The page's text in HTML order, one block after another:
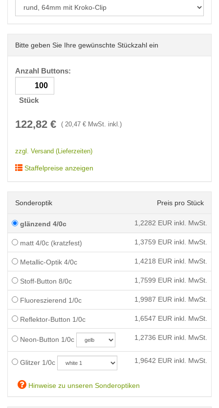
Bitte geben Sie Ihre gewünschte Stückzahl ein
Anzahl Buttons:
Stück
122,82 € ( 20,47 € MwSt. inkl.)
zzgl. Versand (Lieferzeiten)
Staffelpreise anzeigen
Sonderoptik Preis pro Stück
glänzend 4/0c 1,2282 EUR inkl. MwSt.
matt 4/0c (kratzfest) 1,3759 EUR inkl. MwSt.
Metallic-Optik 4/0c 1,4218 EUR inkl. MwSt.
Stoff-Button 8/0c 1,7599 EUR inkl. MwSt.
Fluoreszierend 1/0c 1,9987 EUR inkl. MwSt.
Reflektor-Button 1/0c 1,6547 EUR inkl. MwSt.
Neon-Button 1/0c 1,2736 EUR inkl. MwSt.
Glitzer 1/0c 1,9642 EUR inkl. MwSt.
Hinweise zu unseren Sonderoptiken